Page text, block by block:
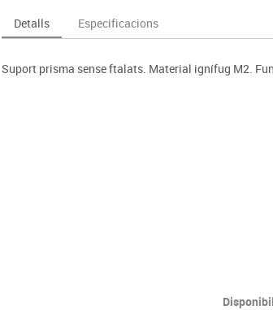
Taules escolars, abatibles i polivalents
Entrenament
Detalls Especificacions
Suport prisma sense ftalats. Material ignífug M2.